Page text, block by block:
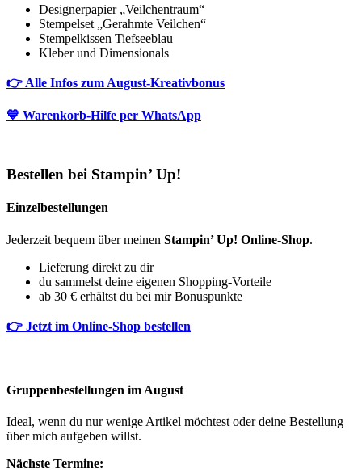
Designerpapier „Veilchentraum“
Stempelset „Gerahmte Veilchen“
Stempelkissen Tiefseeblau
Kleber und Dimensionals
👉 Alle Infos zum August-Kreativbonus
💙 Warenkorb-Hilfe per WhatsApp
Bestellen bei Stampin’ Up!
Einzelbestellungen
Jederzeit bequem über meinen Stampin’ Up! Online-Shop.
Lieferung direkt zu dir
du sammelst deine eigenen Shopping-Vorteile
ab 30 € erhältst du bei mir Bonuspunkte
👉 Jetzt im Online-Shop bestellen
Gruppenbestellungen im August
Ideal, wenn du nur wenige Artikel möchtest oder deine Bestellung
über mich aufgeben willst.
Nächste Termine: